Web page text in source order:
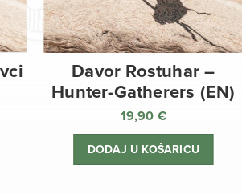
Davor Rostuhar –
Hunter-Gatherers (EN)
19,90 €
DODAJ U KOŠARICU